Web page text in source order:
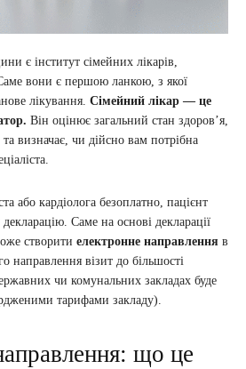
є інститут сімейних лікарів,
Саме вони є першою ланкою, з якої
лікування. Сімейний лікар — це
Він оцінює загальний стан здоров’я,
та визначає, чи дійсно вам потрібна
або кардіолога безоплатно, пацієнт
Саме на основі декларації
створити електронне направлення в
направлення візит до більшості
чи комунальних закладах буде
тарифами закладу).
що це